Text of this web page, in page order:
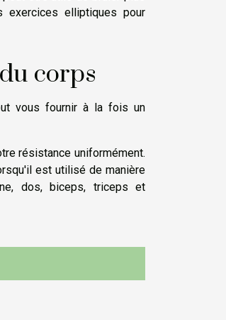
exercices elliptiques pour
corps
vous fournir à la fois un
résistance uniformément.
est utilisé de manière
dos, biceps, triceps et